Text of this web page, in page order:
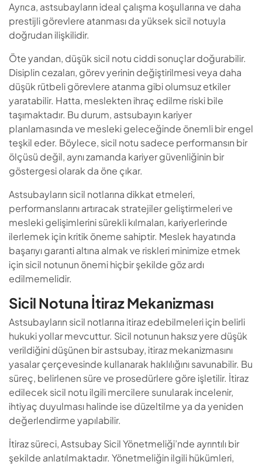
Ayrıca, astsubayların ideal çalışma koşullarına ve daha
prestijli görevlere atanması da yüksek sicil notuyla
doğrudan ilişkilidir.
Öte yandan, düşük sicil notu ciddi sonuçlar doğurabilir.
Disiplin cezaları, görev yerinin değiştirilmesi veya daha
düşük rütbeli görevlere atanma gibi olumsuz etkiler
yaratabilir. Hatta, meslekten ihraç edilme riski bile
taşımaktadır. Bu durum, astsubayın kariyer
planlamasında ve mesleki geleceğinde önemli bir engel
teşkil eder. Böylece, sicil notu sadece performansın bir
ölçüsü değil, aynı zamanda kariyer güvenliğinin bir
göstergesi olarak da öne çıkar.
Astsubayların sicil notlarına dikkat etmeleri,
performanslarını artıracak stratejiler geliştirmeleri ve
mesleki gelişimlerini sürekli kılmaları, kariyerlerinde
ilerlemek için kritik öneme sahiptir. Meslek hayatında
başarıyı garanti altına almak ve riskleri minimize etmek
için sicil notunun önemi hiçbir şekilde göz ardı
edilmemelidir.
Sicil Notuna İtiraz Mekanizması
Astsubayların sicil notlarına itiraz edebilmeleri için belirli
hukuki yollar mevcuttur. Sicil notunun haksız yere düşük
verildiğini düşünen bir astsubay, itiraz mekanizmasını
yasalar çerçevesinde kullanarak haklılığını savunabilir. Bu
süreç, belirlenen süre ve prosedürlere göre işletilir. İtiraz
edilecek sicil notu ilgili mercilere sunularak incelenir,
ihtiyaç duyulması halinde ise düzeltilme ya da yeniden
değerlendirme yapılabilir.
İtiraz süreci, Astsubay Sicil Yönetmeliği’nde ayrıntılı bir
şekilde anlatılmaktadır. Yönetmeliğin ilgili hükümleri,